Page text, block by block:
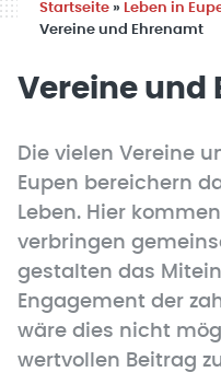
Startseite » Leben in
Vereine und Ehrenamt
Vereine und
Die vielen Vereine
Eupen bereichern
Leben. Hier
verbringen
gestalten das
Engagement der
wäre dies nicht
wertvollen Beitrag